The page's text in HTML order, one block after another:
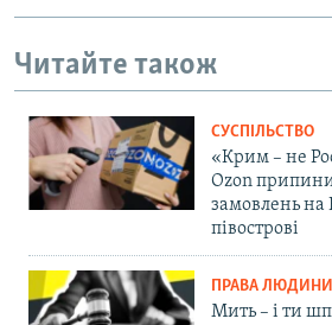
Читайте також
СУСПІЛЬСТВО
«Крим – не
Ozon
замовлень
півострові
ПРАВА ЛЮДИНИ
Мить – і ти